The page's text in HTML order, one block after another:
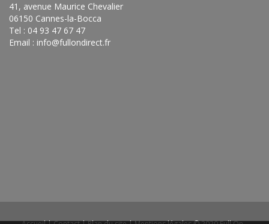
41, avenue Maurice Chevalier
06150 Cannes-la-Bocca
Tel : 04 93 47 67 47
Email : info@fullondirect.fr